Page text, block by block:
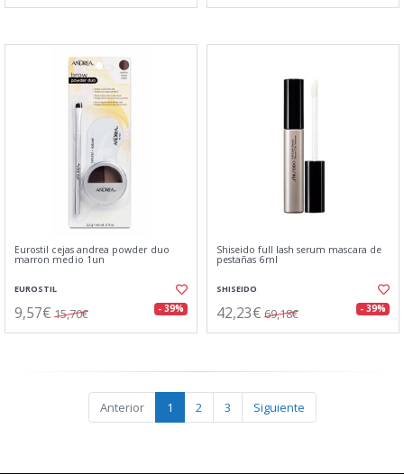
Eurostil cejas andrea powder duo
marron medio 1un
EUROSTIL
9,57€ 15,70€ - 39%
Shiseido full lash serum mascara de
pestañas 6ml
SHISEIDO
42,23€ 69,18€ - 39%
Anterior 1 2 3 Siguiente